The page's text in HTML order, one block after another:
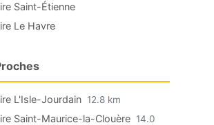
Saint-Étienne
Le Havre
L'Isle-Jourdain 12.8 km
Saint-Maurice-la-Clouère 14.0